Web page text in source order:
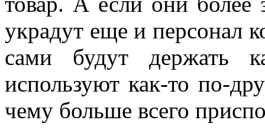
украдут еще и персонал
сами будут держать
используют как-то по-
чему больше всего